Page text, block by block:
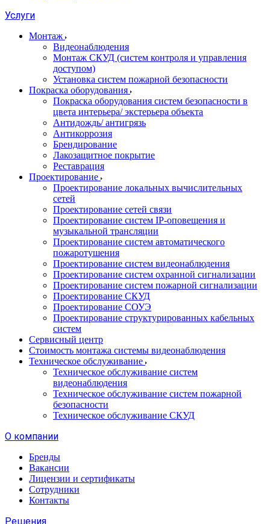
Услуги
Монтаж
Видеонаблюдения
Монтаж СКУД (систем контроля и управления
доступом)
Установка систем пожарной безопасности
Покраска оборудования
Покраска оборудования систем безопасности в
цвета интерьера/ экстерьера объекта
Антидождь/ антигрязь
Антикоррозия
Брендирование
Лакозащитное покрытие
Реставрация
Проектирование
Проектирование локальных вычислительных
сетей
Проектирование сетей связи
Проектирование систем IP-оповещения и
музыкальной трансляции
Проектирование систем автоматического
пожаротушения
Проектирование систем видеонаблюдения
Проектирование систем охранной сигнализации
Проектирование систем пожарной сигнализации
Проектирование СКУД
Проектирование СОУЭ
Проектирование структурированных кабельных
систем
Сервисный центр
Стоимость монтажа системы видеонаблюдения
Техническое обслуживание
Техническое обслуживание систем
видеонаблюдения
Техническое обслуживание систем пожарной
безопасности
Техническое обслуживание СКУД
О компании
Бренды
Вакансии
Лицензии и сертификаты
Сотрудники
Контакты
Решения